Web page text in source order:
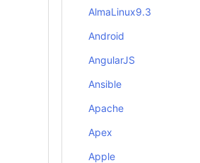
AlmaLinux9.3
Android
AngularJS
Ansible
Apache
Apex
Apple